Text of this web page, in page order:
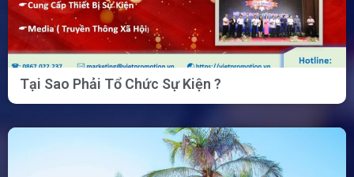
Tại Sao Phải Tổ Chức Sự Kiện ?